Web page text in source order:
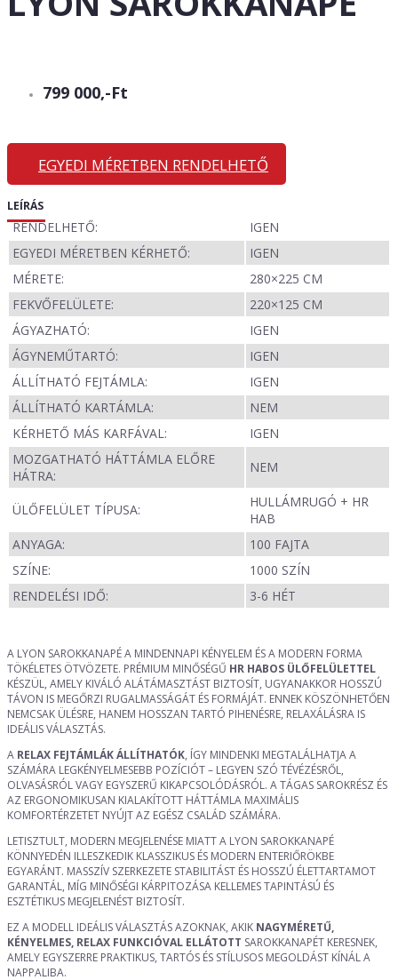
799 000,-Ft
EGYEDI MÉRETBEN RENDELHETŐ
LEÍRÁS
RENDELHETŐ:
IGEN
EGYEDI MÉRETBEN KÉRHETŐ:
IGEN
MÉRETE:
280×225 CM
FEKVŐFELÜLETE:
220×125 CM
ÁGYAZHATÓ:
IGEN
ÁGYNEMŰTARTÓ:
IGEN
ÁLLÍTHATÓ FEJTÁMLA:
IGEN
ÁLLÍTHATÓ KARTÁMLA:
NEM
KÉRHETŐ MÁS KARFÁVAL:
IGEN
MOZGATHATÓ HÁTTÁMLA ELŐRE
HÁTRA:
NEM
ÜLŐFELÜLET TÍPUSA:
HULLÁMRUGÓ + HR
HAB
ANYAGA:
100 FAJTA
SZÍNE:
1000 SZÍN
RENDELÉSI IDŐ:
3-6 HÉT
A LYON SAROKKANAPÉ A MINDENNAPI KÉNYELEM ÉS A MODERN FORMA
TÖKÉLETES ÖTVÖZETE. PRÉMIUM MINŐSÉGŰ HR HABOS ÜLŐFELÜLETTEL
KÉSZÜL, AMELY KIVÁLÓ ALÁTÁMASZTÁST BIZTOSÍT, UGYANAKKOR HOSSZÚ
TÁVON IS MEGŐRZI RUGALMASSÁGÁT ÉS FORMÁJÁT. ENNEK KÖSZÖNHETŐEN
NEMCSAK ÜLÉSRE, HANEM HOSSZAN TARTÓ PIHENÉSRE, RELAXÁLÁSRA IS
IDEÁLIS VÁLASZTÁS.
A RELAX FEJTÁMLÁK ÁLLÍTHATÓK, ÍGY MINDENKI MEGTALÁLHATJA A
SZÁMÁRA LEGKÉNYELMESEBB POZÍCIÓT – LEGYEN SZÓ TÉVÉZÉSRŐL,
OLVASÁSRÓL VAGY EGYSZERŰ KIKAPCSOLÓDÁSRÓL. A TÁGAS SAROKRÉSZ ÉS
AZ ERGONOMIKUSAN KIALAKÍTOTT HÁTTÁMLA MAXIMÁLIS
KOMFORTÉRZETET NYÚJT AZ EGÉSZ CSALÁD SZÁMÁRA.
LETISZTULT, MODERN MEGJELENÉSE MIATT A LYON SAROKKANAPÉ
KÖNNYEDÉN ILLESZKEDIK KLASSZIKUS ÉS MODERN ENTERIŐRÖKBE
EGYARÁNT. MASSZÍV SZERKEZETE STABILITÁST ÉS HOSSZÚ ÉLETTARTAMOT
GARANTÁL, MÍG MINŐSÉGI KÁRPITOZÁSA KELLEMES TAPINTÁSÚ ÉS
ESZTÉTIKUS MEGJELENÉST BIZTOSÍT.
EZ A MODELL IDEÁLIS VÁLASZTÁS AZOKNAK, AKIK NAGYMÉRETŰ,
KÉNYELMES, RELAX FUNKCIÓVAL ELLÁTOTT SAROKKANAPÉT KERESNEK,
AMELY EGYSZERRE PRAKTIKUS, TARTÓS ÉS STÍLUSOS MEGOLDÁST KÍNÁL A
NAPPALIBA.